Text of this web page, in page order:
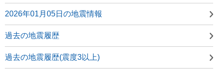
2026年01月05日の地震情報
過去の地震履歴
過去の地震履歴(震度3以上)